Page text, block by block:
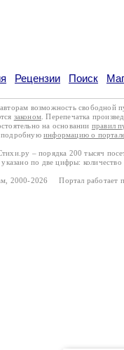
Рецензии Поиск
возможность свободной
законом . Перепечатка
на основании правил
подробную информацию о
– порядка 200 тысяч
по две цифры: количество
2000-2026 Портал работает